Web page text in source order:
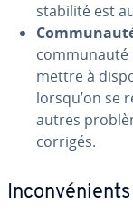
stabilité est
com­mu­nauté
mettre à
lorsqu’on se
autres
corrigés.